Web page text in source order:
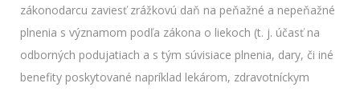
zákonodarcu zaviesť zrážkovú daň na peňažné a nepeňažné
plnenia s významom podľa zákona o liekoch (t. j. účasť na
odborných podujatiach a s tým súvisiace plnenia, dary, či iné
benefity poskytované napríklad lekárom, zdravotníckym